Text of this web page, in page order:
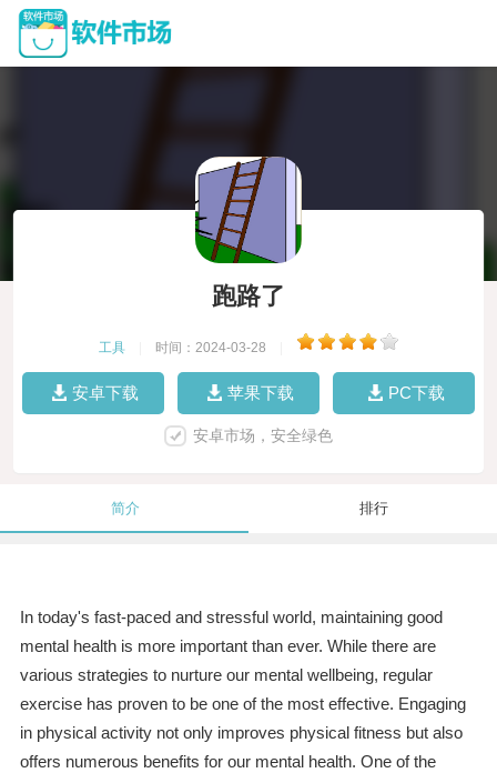
跑路了
工具 时间：2024-03-28
安卓下载 苹果下载 PC下载
安卓市场，安全绿色
简介 排行
In today's fast-paced and stressful world, maintaining good
mental health is more important than ever. While there are
various strategies to nurture our mental wellbeing, regular
exercise has proven to be one of the most effective. Engaging
in physical activity not only improves physical fitness but also
offers numerous benefits for our mental health. One of the